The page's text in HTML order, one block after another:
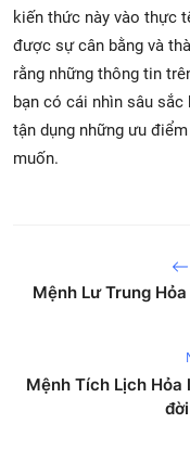
kiến thức này vào thực
được sự cân bằng và
rằng những thông tin
bạn có cái nhìn sâu
tận dụng những ưu
muốn.
Mệnh Lư Trung
Mệnh Tích Lịch